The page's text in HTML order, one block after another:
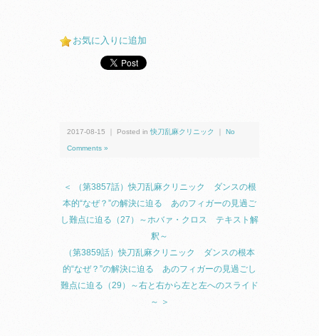
お気に入りに追加
2017-08-15 ｜ Posted in 快刀乱麻クリニック No
Comments »
＜ （第3857話）快刀乱麻クリニック ダンスの根
本的“なぜ？”の解決に迫る あのフィガーの見過ご
し難点に迫る（27）～ホバァ・クロス テキスト解
釈～
（第3859話）快刀乱麻クリニック ダンスの根本
的“なぜ？”の解決に迫る あのフィガーの見過ごし
難点に迫る（29）～右と右から左と左へのスライド
～ ＞